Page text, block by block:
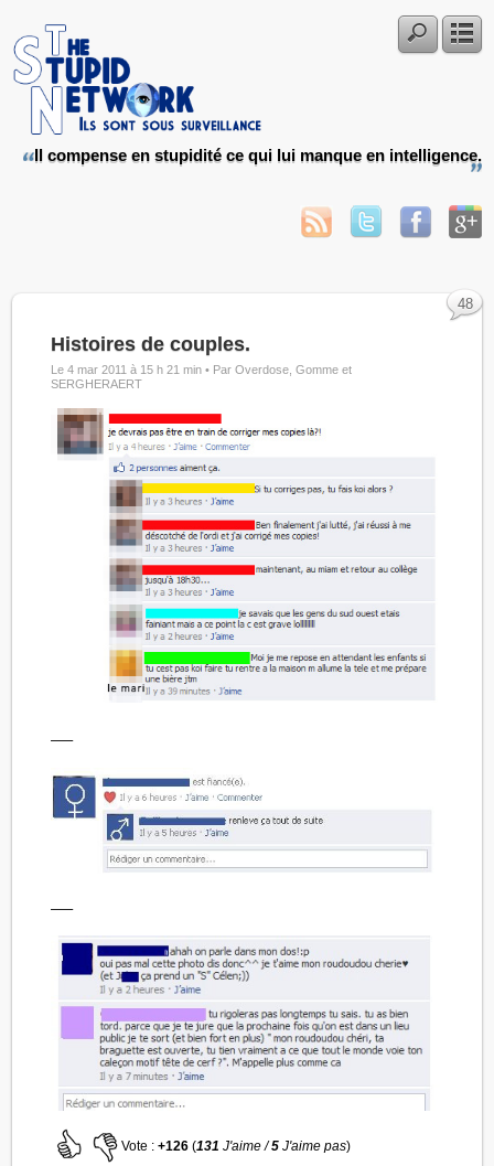
Il compense en stupidité ce qui lui manque en intelligence.
Histoires de couples.
Le 4 mar 2011 à 15 h 21 min • Par Overdose, Gomme et
SERGHERAERT
—–
—–
Vote :+126 (131J'aime /5 J'aime pas)
48